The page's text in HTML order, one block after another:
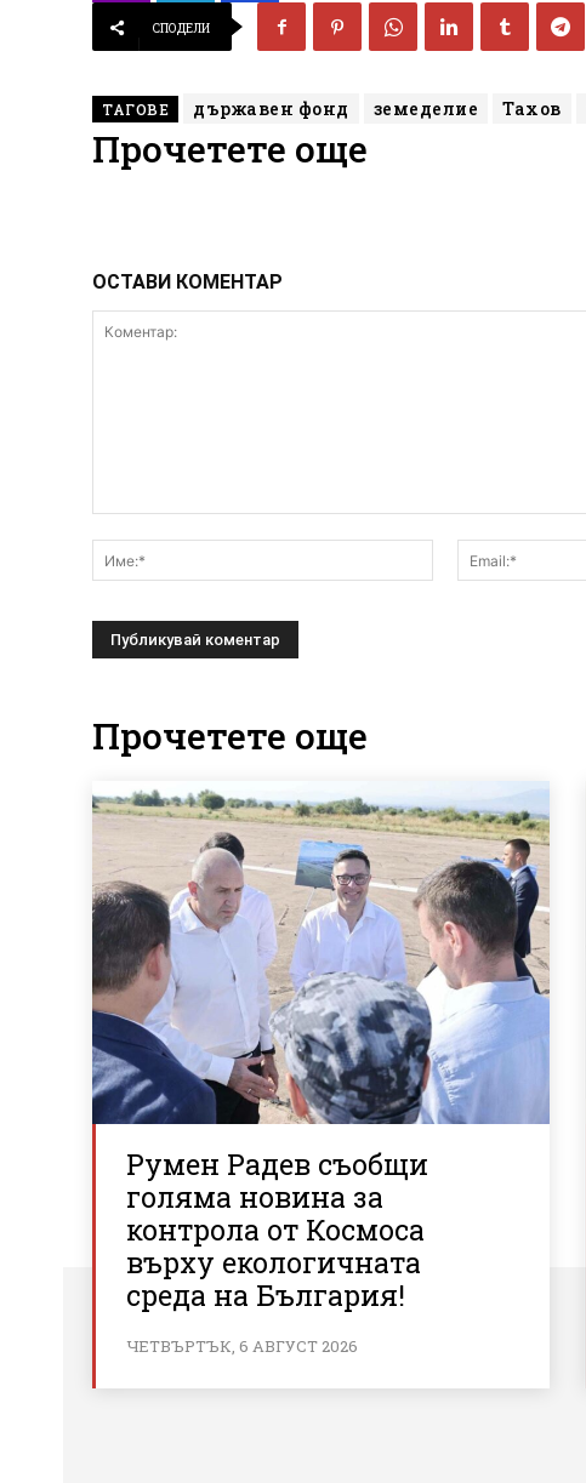
СПОДЕЛИ
ТАГОВЕ държавен фонд земеделие Тахов
Прочетете още
ОСТАВИ КОМЕНТАР
Име:*
Прочетете още
Румен Радев съобщи
голяма новина за
контрола от Космоса
върху екологичната
среда на България!
ЧЕТВЪРТЪК, 6 АВГУСТ 2026